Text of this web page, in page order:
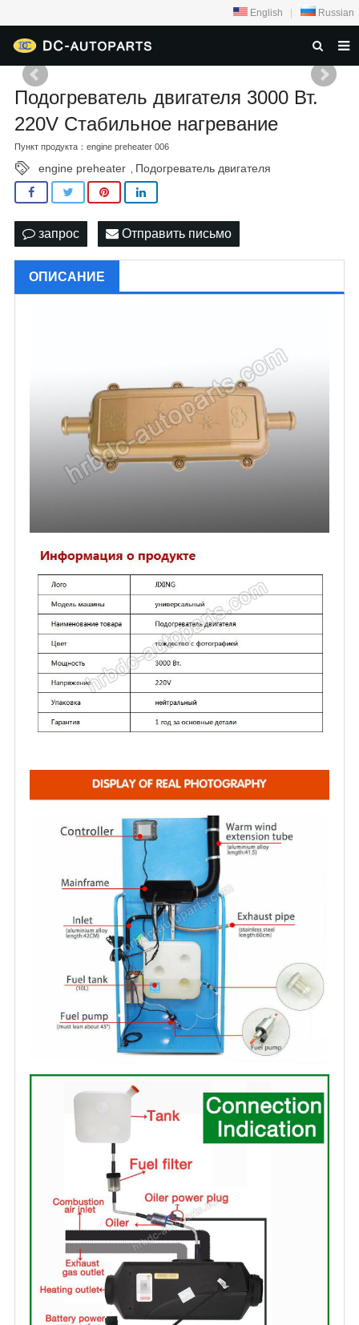
English Russian
ДОМА
О НАС
ТОВАРЫ
НОВОСТИ
ЗАДАТЬ ВОПРОС
КОНТАКТЫ
Подогреватель двигателя 3000 Вт.
220V Стабильное нагревание
Пункт продукта：engine preheater 006
engine preheater Подогреватель двигателя
запрос Отправить письмо
ОПИСАНИЕ